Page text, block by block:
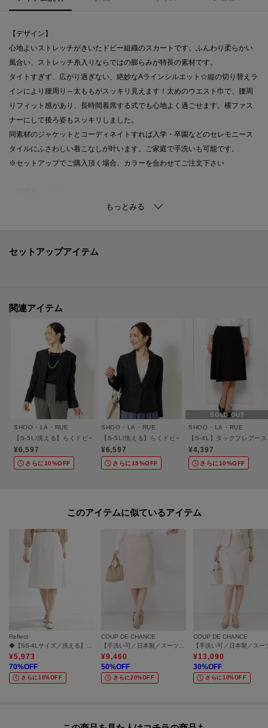
【デザイン】
心地よいストレッチがきいたドビー組織のスカートです。ふんわり柔らかい
風合い、ストレッチ糸入りならではの膨らみが特長の素材です。
タイトすぎず、広がり過ぎない、絶妙なAラインシルエット☆縦の切り替えラ
インにより腰周り～太ももがスッキリ見えます！太めのウエスト巾で、腰周
りフィット感があり、長時間着席する式でも心地よく過ごせます。横ファス
ナーにして後ろ姿もスッキリしました。
同素材のジャケットとコーディネイトすれば入学・卒園などのセレモニース
タイルにふさわしい着こなしが叶います。ご家庭で手洗いも可能です。
※セットアップでご購入頂く場合、カラーを合わせてご注文下さい
ノーカラージャケット：C62-41201
スカート：C62-71200
大きいサイズ（LL以上）展開あり。※07（5L）サイズはWEB限定サイズで
【カラー補足】
ナチュラル(050)=ナチュラル(150)、ダークネイビー(094)＝ダークネイビー
(194)
※それぞれ追加生産分ですので、同じカラーです。
＃通勤＃セレモニー＃ママスーツ＃入卒＃卒園式＃卒業式＃入学式＃入園式
＃学校訪問服＃パーティドレス＃フォーマルレディス＃結婚式＃七五三＃マ
マ＃母スーツ
■気になるアイテムは『お気に入り登録』がおすすめです！■
[お気に入り登録とは？]
オンラインサイトの各アイテムにある「ハートマーク」を
クリックして簡単に追加できます！
[おすすめPOINT]
お得な情報をGETできます！！
POINT.1
再入荷通知や、値下げ情報・在庫状況をメルマガにてお知らせ。
POINT.2
ーーーーーーーーーーーーーーーーーーーーーーーーーーーー
セットアップアイテム
関連アイテム
SHOO・LA・RUE
【S-5L/洗える】らくドビーノーカラージャケット
¥6,597
さらに10%OFF
SHOO・LA・RUE
【S-5L/洗える】らくドビーテーラードジャケット
¥6,597
さらに15%OFF
SOLD OUT
SHOO・LA・RUE
【S-4L】タックフレアー
¥4,397
さらに10%OFF
このアイテムに似ているアイテム
Reflect
◆【SS-4Lサイズ／洗える】匠ソフトフレアスカート
¥5,973
70%OFF
さらに10%OFF
COUP DE CHANCE
【手洗い可／日本製／スーツ可】タイトシルエットスカート
¥9,460
50%OFF
さらに20%OFF
COUP DE CHANCE
¥13,090
30%OFF
さらに10%OFF